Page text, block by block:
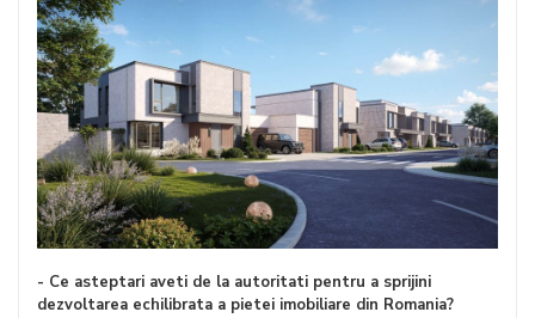
- Ce asteptari aveti de la autoritati pentru a sprijini
dezvoltarea echilibrata a pietei imobiliare din Romania?